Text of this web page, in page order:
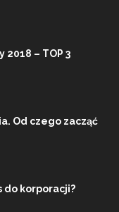
– TOP 3
Od czego zacząć
do korporacji?